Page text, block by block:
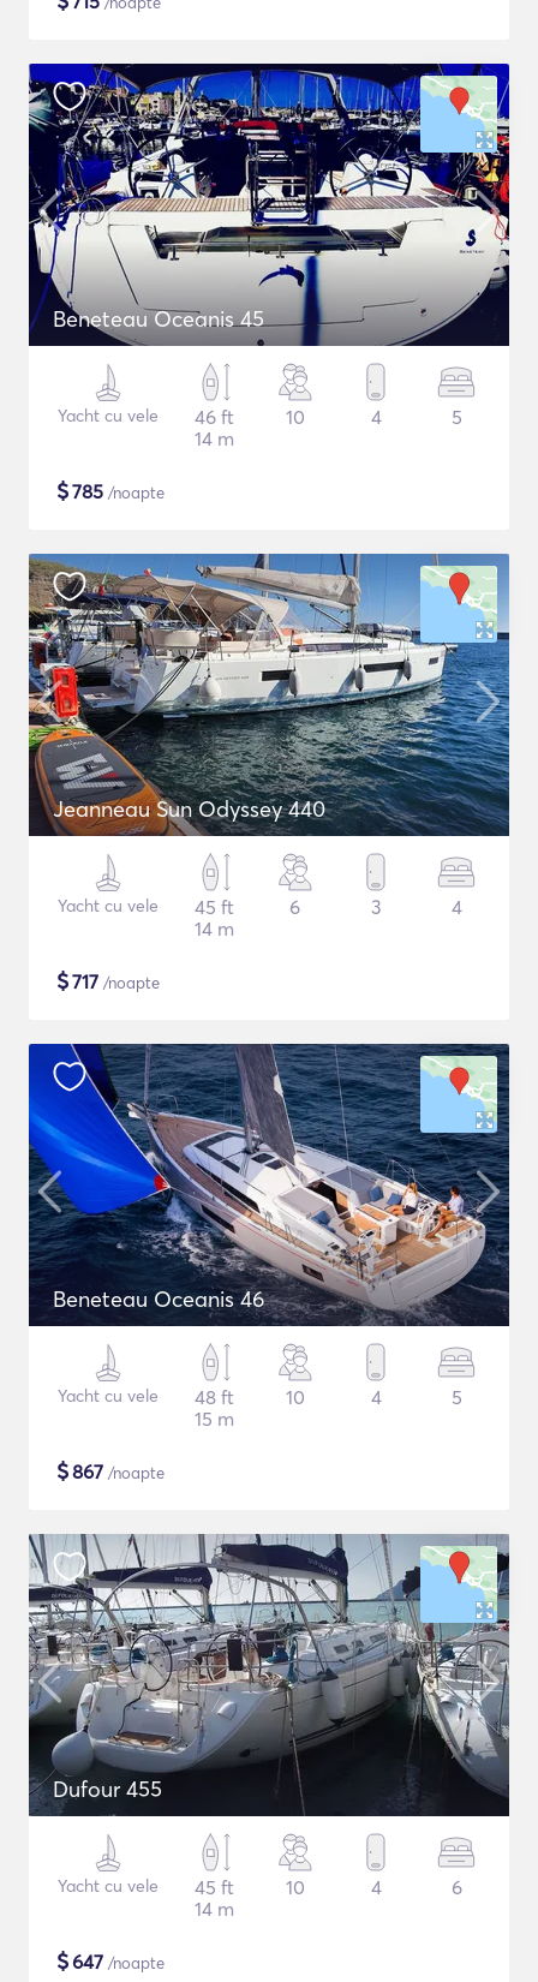
Beneteau Oceanis 45
Yacht cu vele
46 ft
14 m
10 4 5
$785 /noapte
Jeanneau Sun Odyssey 440
Yacht cu vele
45 ft
14 m
6 3 4
$717 /noapte
Beneteau Oceanis 46
Yacht cu vele
48 ft
15 m
10 4 5
$867 /noapte
Dufour 455
Yacht cu vele
45 ft
14 m
10 4 6
$647 /noapte